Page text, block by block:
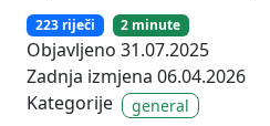
223 riječi 2 minute
Objavljeno 31.07.2025
Zadnja izmjena 06.04.2026
Kategorije
general